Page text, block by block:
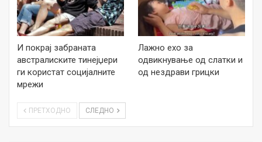
И покрај забраната
австралиските тинејџери
ги користат социјалните
мрежи
Лажно ехо за
одвикнување од слатки и
од нездрави грицки
ПРЕТХОДНО СЛЕДНО